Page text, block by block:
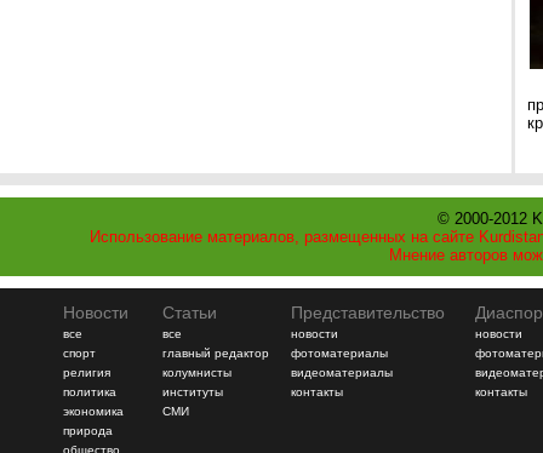
© 2000-2012
Использование материалов, размещенных на сайте
Мнение авторов
Новости
все
спорт
религия
политика
экономика
природа
общество
Статьи
все
главный редактор
колумнисты
институты
СМИ
Представительство
новости
фотоматериалы
видеоматериалы
контакты
новости
контакты